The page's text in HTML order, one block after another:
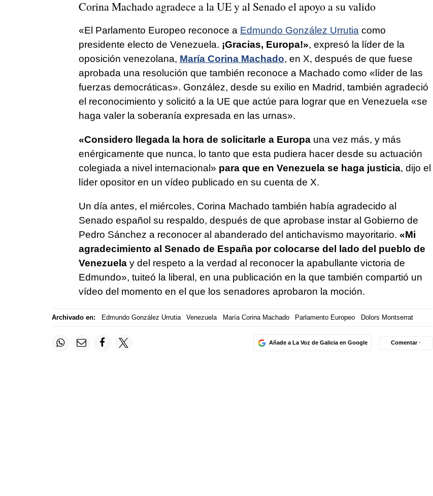
Corina Machado agradece a la UE y al Senado el apoyo a su valido
«El Parlamento Europeo reconoce a Edmundo González Urrutia como
presidente electo de Venezuela. ¡Gracias, Europa!», expresó la líder de la
oposición venezolana, María Corina Machado, en X, después de que fuese
aprobada una resolución que también reconoce a Machado como «líder de las
fuerzas democráticas». González, desde su exilio en Madrid, también agradeció
el reconocimiento y solicitó a la UE que actúe para lograr que en Venezuela «se
haga valer la soberanía expresada en las urnas».
«Considero llegada la hora de solicitarle a Europauna vez más, y más
enérgicamente que nunca, lo tanto que esta pudiera hacer desde su actuación
colegiada a nivel internacional» para que en Venezuela se haga justicia, dijo el
líder opositor en un vídeo publicado en su cuenta de X.
Un día antes, el miércoles, Corina Machado también había agradecido al
Senado español su respaldo, después de que aprobase instar al Gobierno de
Pedro Sánchez a reconocer al abanderado del antichavismo mayoritario. «Mi
agradecimiento al Senado de España por colocarse del lado del pueblo de
Venezuelay del respeto a la verdad al reconocer la apabullante victoria de
Edmundo», tuiteó la liberal, en una publicación en la que también compartió un
vídeo del momento en el que los senadores aprobaron la moción.
Archivado en: Edmundo González Urrutia Venezuela María Corina Machado Parlamento Europeo Dolors Montserrat
Añade a La Voz de Galicia en Google Comentar ·